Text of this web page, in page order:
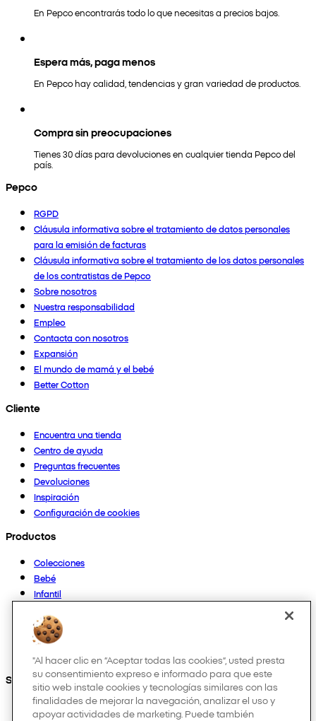
En Pepco encontrarás todo lo que necesitas a precios bajos.
Espera más, paga menos
En Pepco hay calidad, tendencias y gran variedad de productos.
Compra sin preocupaciones
Tienes 30 días para devoluciones en cualquier tienda Pepco del
país.
Pepco
RGPD
Cláusula informativa sobre el tratamiento de datos personales
para la emisión de facturas
Cláusula informativa sobre el tratamiento de los datos personales
de los contratistas de Pepco
Sobre nosotros
Nuestra responsabilidad
Empleo
Contacta con nosotros
Expansión
El mundo de mamá y el bebé
Better Cotton
Cliente
Encuentra una tienda
Centro de ayuda
Preguntas frecuentes
Devoluciones
Inspiración
Configuración de cookies
Productos
Colecciones
Bebé
Infantil
Mujer
Hombre
Otros
Síguenos en:
"Al hacer clic en “Aceptar todas las cookies”, usted presta
su consentimiento expreso e informado para que este
sitio web instale cookies y tecnologías similares con las
finalidades de mejorar la navegación, analizar el uso y
apoyar actividades de marketing. Puede también